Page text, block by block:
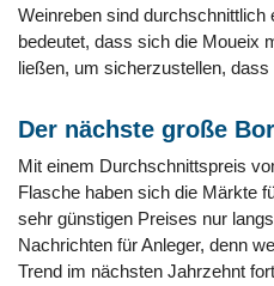
Weinreben sind durchschnittlich
bedeutet, dass sich die Moueix
ließen, um sicherzustellen, dass
Der nächste große
Mit einem Durchschnittspreis
Flasche haben sich die Märkte
sehr günstigen Preises nur
Nachrichten für Anleger, denn
Trend im nächsten Jahrzehnt